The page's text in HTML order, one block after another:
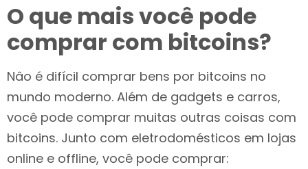
O que mais você pode
comprar com bitcoins?
Nâo é difícil comprar bens por bitcoins no
mundo moderno. Além de gadgets e carros,
você pode comprar muitas outras coisas com
bitcoins. Junto com eletrodomésticos em lojas
online e offline, você pode comprar: